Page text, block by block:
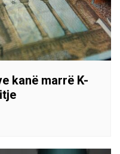
kanë marrë K-